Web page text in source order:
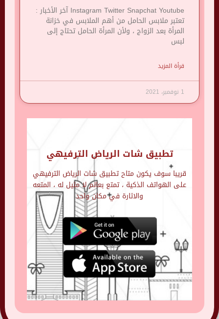
Instagram Twitter Snapchat Youtube آخر الأخبار :
تعتبر ملابس الحامل من أهم الملابس في خزانة
المرأة بعد الزواج ، ولأن المرأة الحامل تحتاج إلى
لبس
قرأة المزيد
1 نوفمبر، 2021
تطبيق شات الرياض الترفيهي
قريبا سوف يكون متاح تطبيق شات الرياض الترفيهي
على الهواتف الذكية ، تمتع بعالم لا مثيل له ، المتعه
والاثارة في مكان واحد